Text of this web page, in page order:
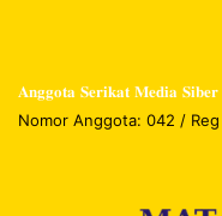
𝐀𝐧𝐠𝐠𝐨𝐭𝐚 𝐒𝐞𝐫𝐢𝐤𝐚𝐭 𝐌𝐞𝐝𝐢𝐚
Nomor Anggota: 042 /